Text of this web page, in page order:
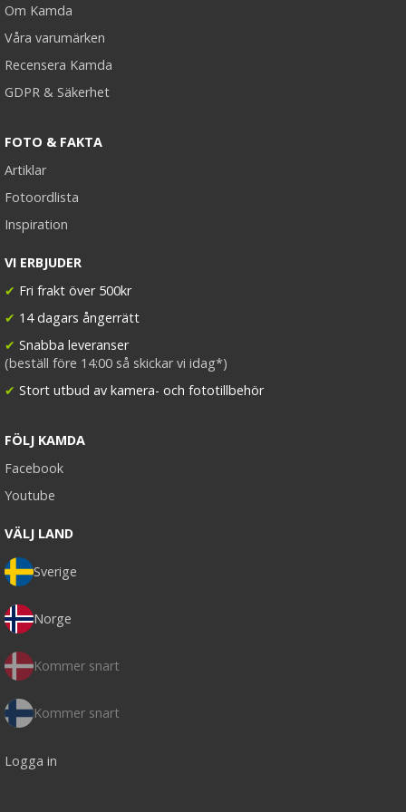
bevarande av viktiga funktioner. Genom att använda
en objektivadapter kan du dra full nytta av dina
befintliga objektiv och upptäcka nya kreativa
möjligheter med din Canon EOS R-kamera.
Om Kamda
Våra varumärken
Recensera Kamda
GDPR & Säkerhet
FOTO & FAKTA
Artiklar
Fotoordlista
Inspiration
VI ERBJUDER
✔ Fri frakt över 500kr
✔ 14 dagars ångerrätt
✔ Snabba leveranser
(beställ före 14:00 så skickar vi idag*)
✔ Stort utbud av kamera- och fototillbehör
FÖLJ KAMDA
Facebook
Youtube
VÄLJ LAND
Sverige
Norge
Kommer snart
Kommer snart
Logga in